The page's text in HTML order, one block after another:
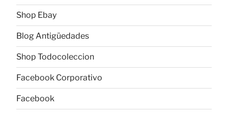
Shop Ebay
Blog Antigüedades
Shop Todocoleccion
Facebook Corporativo
Facebook